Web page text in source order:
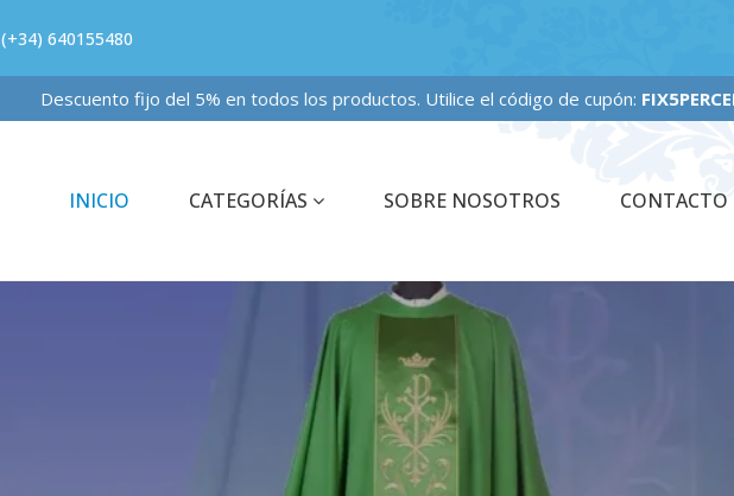
(+34) 640155480
Descuento fijo del 5% en todos los productos. Utilice el código de cupón:FIX5PERCENT
INICIO CATEGORÍAS SOBRE NOSOTROS CONTACTO